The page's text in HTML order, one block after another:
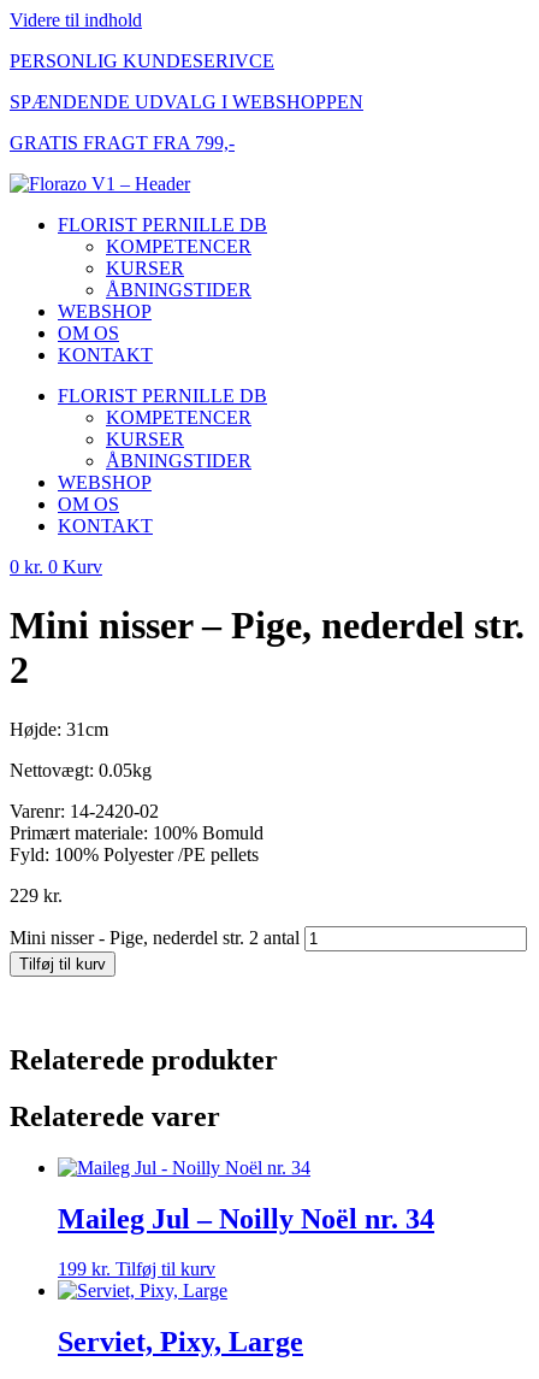
Videre til indhold
PERSONLIG KUNDESERIVCE
SPÆNDENDE UDVALG I WEBSHOPPEN
GRATIS FRAGT FRA 799,-
FLORIST PERNILLE DB
KOMPETENCER
KURSER
ÅBNINGSTIDER
WEBSHOP
OM OS
KONTAKT
FLORIST PERNILLE DB
KOMPETENCER
KURSER
ÅBNINGSTIDER
WEBSHOP
OM OS
KONTAKT
0 kr. 0 Kurv
Mini nisser – Pige, nederdel str.
2
Højde: 31cm
Nettovægt: 0.05kg
Varenr: 14-2420-02
Primært materiale: 100% Bomuld
Fyld: 100% Polyester /PE pellets
229 kr.
Mini nisser - Pige, nederdel str. 2 antal
Tilføj til kurv
Relaterede produkter
Relaterede varer
Maileg Jul – Noilly Noël nr. 34
199 kr. Tilføj til kurv
Serviet, Pixy, Large